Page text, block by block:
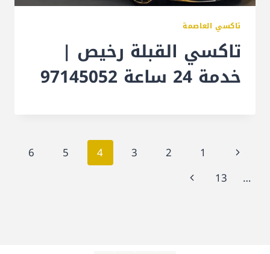
تاكسي العاصمة
تاكسي القبلة رخيص |
خدمة 24 ساعة 97145052
تنقل
الصفحة
الصفحة
السابقة
1
2
3
4
5
6
…
13
الصفحة